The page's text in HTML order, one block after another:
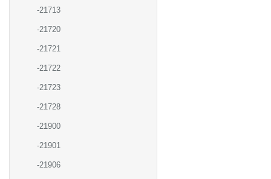
-21713
-21720
-21721
-21722
-21723
-21728
-21900
-21901
-21906